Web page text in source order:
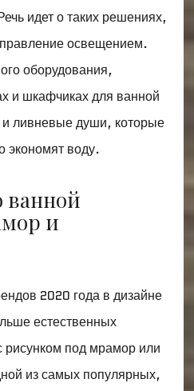
идет о таких решениях,
освещением.
оборудования,
и шкафчиках для ванной
ливневые души, которые
воду.
ванной
и
2020 года в дизайне
естественных
рисунком под мрамор или
из самых популярных,